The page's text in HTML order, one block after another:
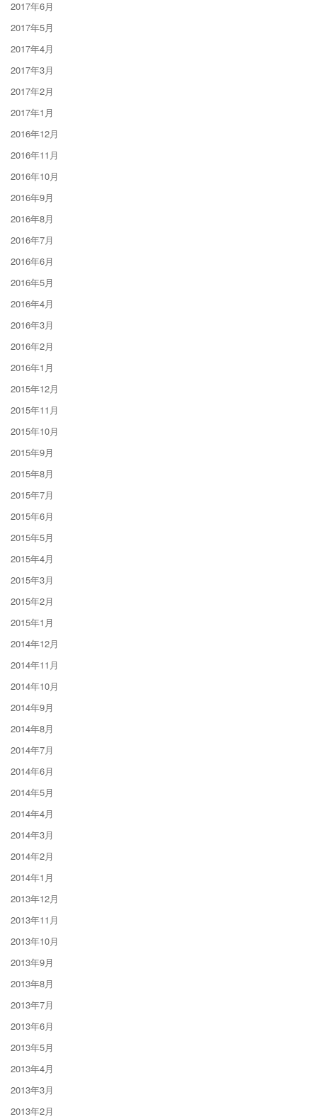
2017年6月
2017年5月
2017年4月
2017年3月
2017年2月
2017年1月
2016年12月
2016年11月
2016年10月
2016年9月
2016年8月
2016年7月
2016年6月
2016年5月
2016年4月
2016年3月
2016年2月
2016年1月
2015年12月
2015年11月
2015年10月
2015年9月
2015年8月
2015年7月
2015年6月
2015年5月
2015年4月
2015年3月
2015年2月
2015年1月
2014年12月
2014年11月
2014年10月
2014年9月
2014年8月
2014年7月
2014年6月
2014年5月
2014年4月
2014年3月
2014年2月
2014年1月
2013年12月
2013年11月
2013年10月
2013年9月
2013年8月
2013年7月
2013年6月
2013年5月
2013年4月
2013年3月
2013年2月